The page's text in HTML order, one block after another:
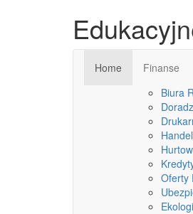
Home
Finanse
Biura
Handel
Oferty